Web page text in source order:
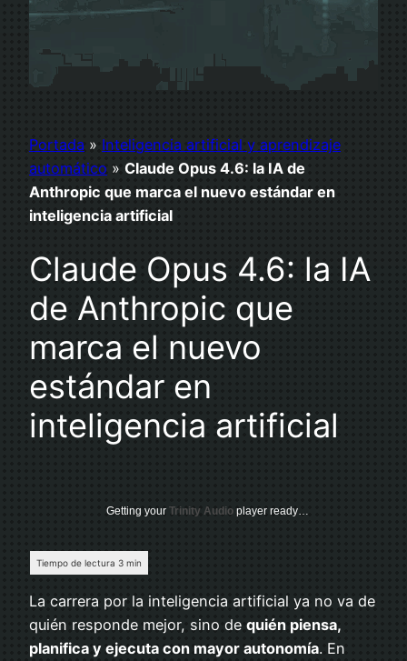
Portada » Inteligencia artificial y aprendizaje
automático » Claude Opus 4.6: la IA de
Anthropic que marca el nuevo estándar en
inteligencia artificial
Claude Opus 4.6: la IA
de Anthropic que
marca el nuevo
estándar en
inteligencia artificial
Getting your Trinity Audio player ready…
La carrera por la inteligencia artificial ya no va de
quién responde mejor, sino de quién piensa,
planifica y ejecuta con mayor autonomía. En